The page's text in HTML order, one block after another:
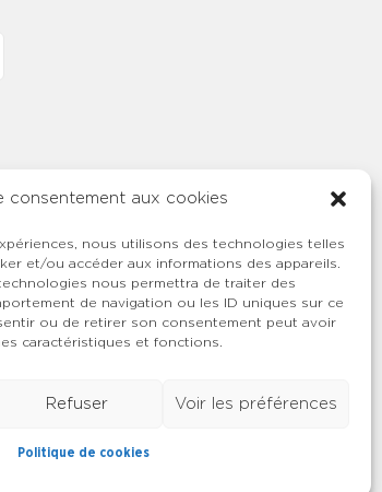
consentement aux cookies
nous utilisons des technologies telles
et/ou accéder aux informations des appareils.
nous permettra de traiter des
de navigation ou les ID uniques sur ce
ou de retirer son consentement peut avoir
caractéristiques et fonctions.
Refuser Voir les préférences
Politique de cookies